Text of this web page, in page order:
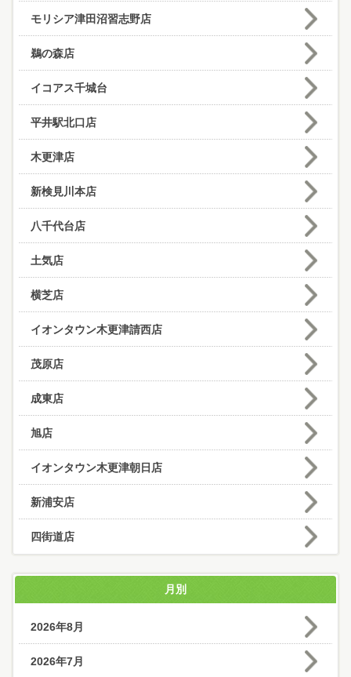
モリシア津田沼習志野店
鵜の森店
イコアス千城台
平井駅北口店
木更津店
新検見川本店
八千代台店
土気店
横芝店
イオンタウン木更津請西店
茂原店
成東店
旭店
イオンタウン木更津朝日店
新浦安店
四街道店
月別
2026年8月
2026年7月